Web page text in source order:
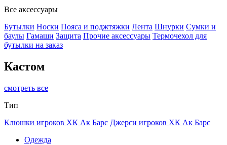
Все аксессуары
Бутылки Носки Пояса и поджтяжки Лента Шнурки Сумки и
баулы Гамаши Защита Прочие аксессуары Термочехол для
бутылки на заказ
Кастом
смотреть все
Тип
Клюшки игроков ХК Ак Барс Джерси игроков ХК Ак Барс
Одежда